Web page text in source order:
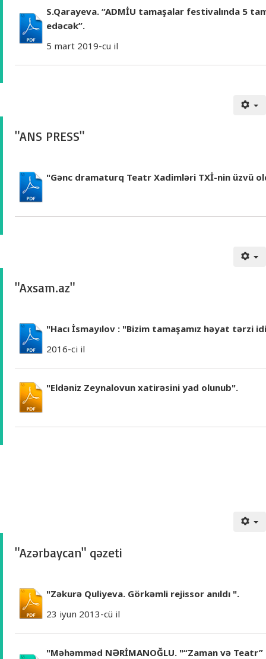
S.Qarayeva. “ADMİU tamaşalar festivalında 5
edəcək”.
5 mart 2019-cu il
"ANS PRESS"
"Gənc dramaturq Teatr Xadimləri TXİ-nin üzvü
"Axsam.az"
"Hacı İsmayılov : "Bizim tamaşamız həyat tərzi
2016-ci il
"Eldəniz Zeynalovun xatirəsini yad olunub".
"Azərbaycan" qəzeti
"Zəkurə Quliyeva. Görkəmli rejissor anıldı ".
23 iyun 2013-cü il
"Məhəmməd NƏRİMANOĞLU. "“Zaman və